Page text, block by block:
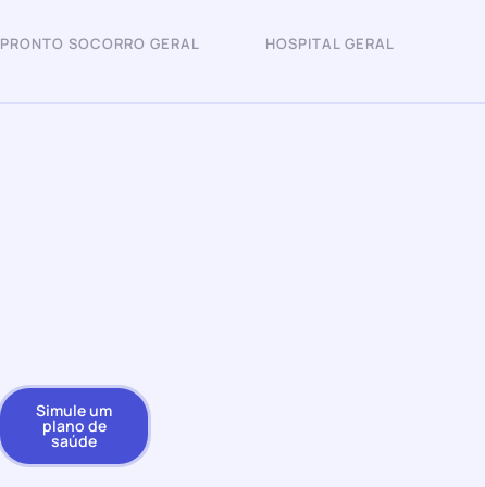
PRONTO SOCORRO GERAL HOSPITAL GERAL
Simule um
plano de
saúde